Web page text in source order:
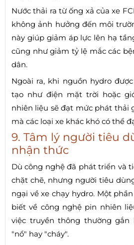
Nước thải ra từ ống xả của xe
không ảnh hưởng đến môi
này giúp giảm áp lực lên hạ
cũng như giảm tỷ lệ mắc các
dân.
Ngoài ra, khi nguồn hydro
tạo như điện mặt trời hoặc
nhiên liệu sẽ đạt mức phát thải
mà các loại xe khác khó có thể
9. Tâm lý người tiêu
nhận thức
Dù công nghệ đã phát triển và
chặt chẽ, nhưng người tiêu
ngại về xe chạy hydro. Một
biết về công nghệ pin nhiên
việc truyền thông thường gắn
"nổ" hay "cháy".